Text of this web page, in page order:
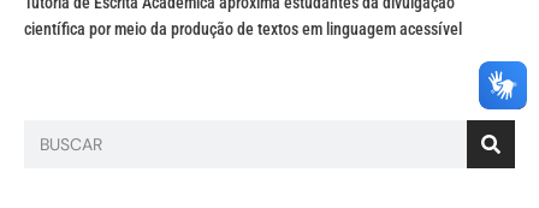
científica por meio da produção de textos em linguagem acessível